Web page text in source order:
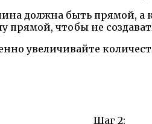
должна быть прямой,
прямой, чтобы не
увеличивайте
Шаг 2: